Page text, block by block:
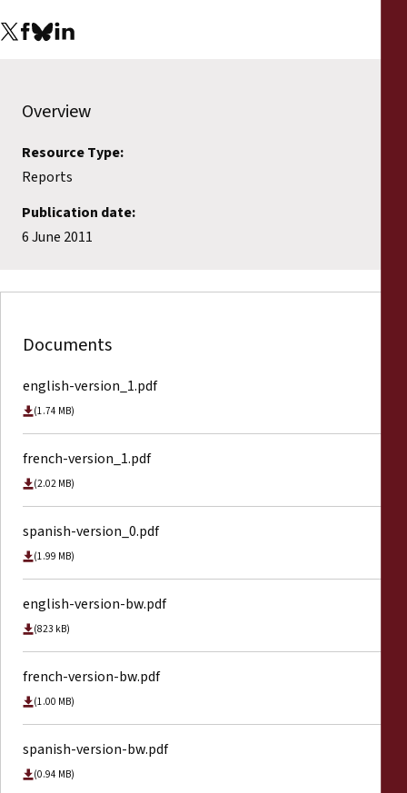
Overview
Resource Type:
Reports
Publication date:
6 June 2011
Documents
english-version_1.pdf
(1.74 MB)
french-version_1.pdf
(2.02 MB)
spanish-version_0.pdf
(1.99 MB)
english-version-bw.pdf
(823 kB)
french-version-bw.pdf
(1.00 MB)
spanish-version-bw.pdf
(0.94 MB)